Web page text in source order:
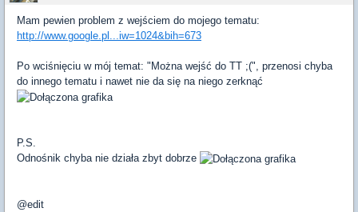
Mam pewien problem z wejściem do mojego tematu:
http://www.google.pl...iw=1024&bih=673
Po wciśnięciu w mój temat: "Można wejść do TT ;(", przenosi chyba
do innego tematu i nawet nie da się na niego zerknąć
P.S.
Odnośnik chyba nie działa zbyt dobrze
@edit